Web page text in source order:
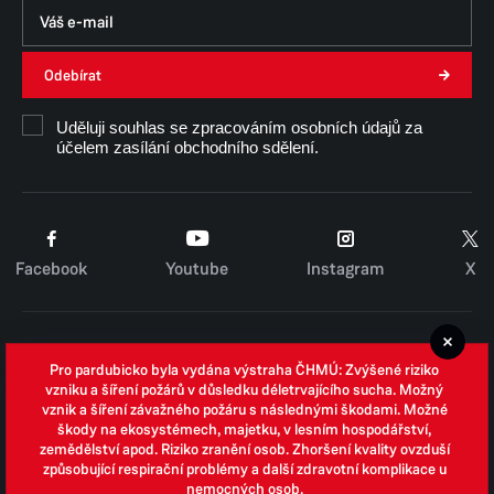
Odebírat
Uděluji souhlas se zpracováním osobních údajů za
účelem zasílání obchodního sdělení.
Facebook Youtube Instagram X
Zpracování osobních údajů
Whistleblowing
Open data
Pro pardubicko byla vydána výstraha ČHMÚ: Zvýšené riziko
vzniku a šíření požárů v důsledku déletrvajícího sucha. Možný
vznik a šíření závažného požáru s následnými škodami. Možné
škody na ekosystémech, majetku, v lesním hospodářství,
zemědělství apod. Riziko zranění osob. Zhoršení kvality ovzduší
způsobující respirační problémy a další zdravotní komplikace u
nemocných osob.